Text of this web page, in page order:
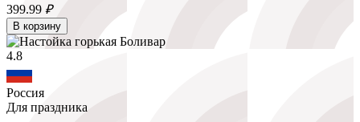
399.99 ₽
В корзину
4.8
Россия
Для праздника